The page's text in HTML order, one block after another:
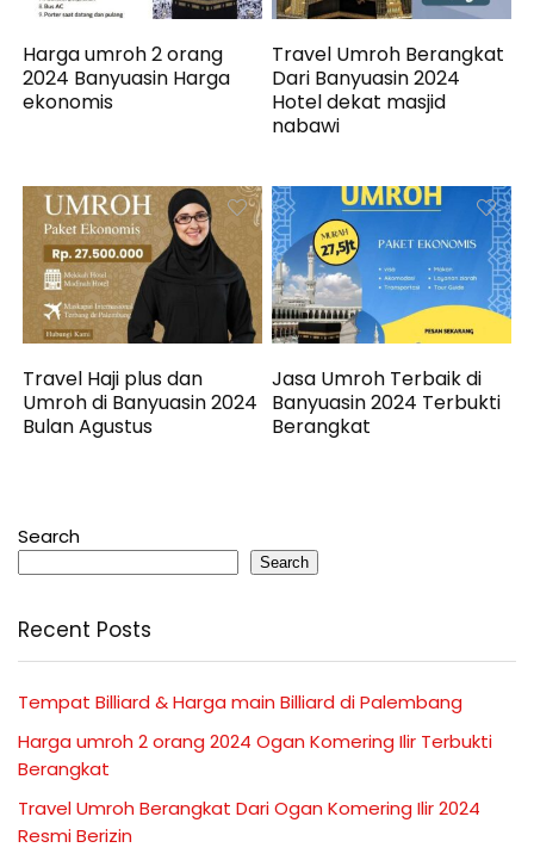
Harga umroh 2 orang
2024 Banyuasin Harga
ekonomis
Travel Umroh Berangkat
Dari Banyuasin 2024
Hotel dekat masjid
nabawi
Travel Haji plus dan
Umroh di Banyuasin 2024
Bulan Agustus
Jasa Umroh Terbaik di
Banyuasin 2024 Terbukti
Berangkat
Search
Search
Recent Posts
Tempat Billiard & Harga main Billiard di Palembang
Harga umroh 2 orang 2024 Ogan Komering Ilir Terbukti
Berangkat
Travel Umroh Berangkat Dari Ogan Komering Ilir 2024
Resmi Berizin